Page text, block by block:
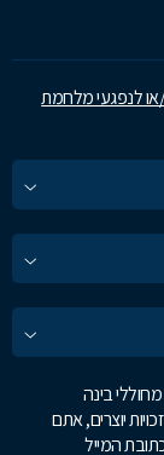
או לנפגעי מלחמת
בינה
יוצרים, אתם
המייל